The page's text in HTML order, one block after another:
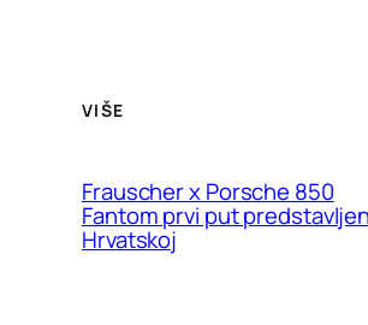
VIŠE
Frauscher x Porsche 850
Fantom prvi put
Hrvatskoj